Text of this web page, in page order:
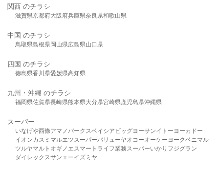
関西 のチラシ
滋賀県京都府大阪府兵庫県奈良県和歌山県
中国 のチラシ
鳥取県島根県岡山県広島県山口県
四国 のチラシ
徳島県香川県愛媛県高知県
九州・沖縄 のチラシ
福岡県佐賀県長崎県熊本県大分県宮崎県鹿児島県沖縄県
スーパー
いなげや西條アマノパークスベイシア ビッグヨーサンイトーヨーカドー
イオンカスミ マルエツスーパーバリューヤオコーオーケー ヨークベニマル
ツルヤマルト オギノ エスマート ライフ業務スーパーいかり フジグラン
ダイレックスサンエーイズミヤ